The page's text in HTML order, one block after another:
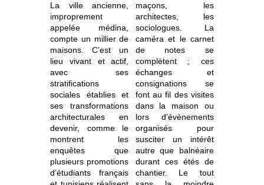
La ville ancienne,
improprement
appelée médina,
compte un millier de
maisons. C’est un
lieu vivant et actif,
avec ses
stratifications
sociales établies et
ses transformations
architecturales en
devenir, comme le
montrent les
enquêtes que
plusieurs promotions
d’étudiants français
maçons, les
architectes, les
sociologues. La
caméra et le carnet
de notes se
complètent ; ces
échanges et
consignations se
font au fil des visites
dans la maison ou
lors d’évènements
organisés pour
susciter un intérêt
autre que balnéaire
durant ces étés de
chantier. Le tout